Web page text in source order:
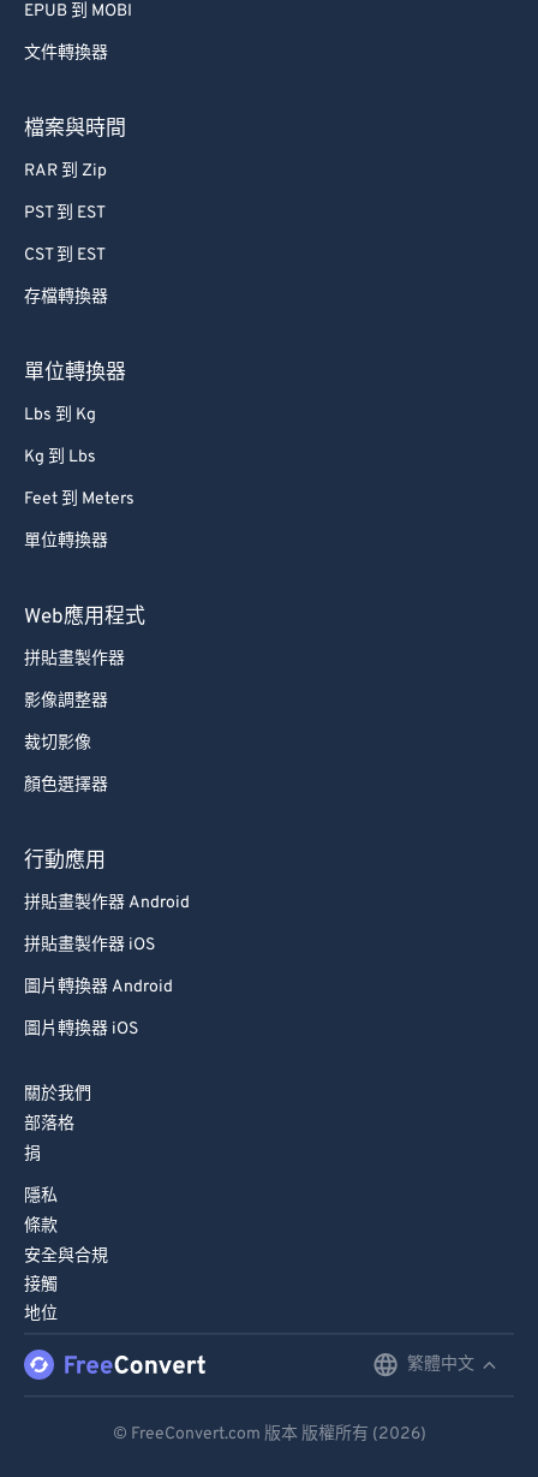
EPUB 到 MOBI
文件轉換器
檔案與時間
RAR 到 Zip
PST 到 EST
CST 到 EST
存檔轉換器
單位轉換器
Lbs 到 Kg
Kg 到 Lbs
Feet 到 Meters
單位轉換器
Web應用程式
拼貼畫製作器
影像調整器
裁切影像
顏色選擇器
行動應用
拼貼畫製作器 Android
拼貼畫製作器 iOS
圖片轉換器 Android
圖片轉換器 iOS
關於我們
部落格
捐
隱私
條款
安全與合規
接觸
地位
繁體中文
© FreeConvert.com 版本 版權所有 (2026)